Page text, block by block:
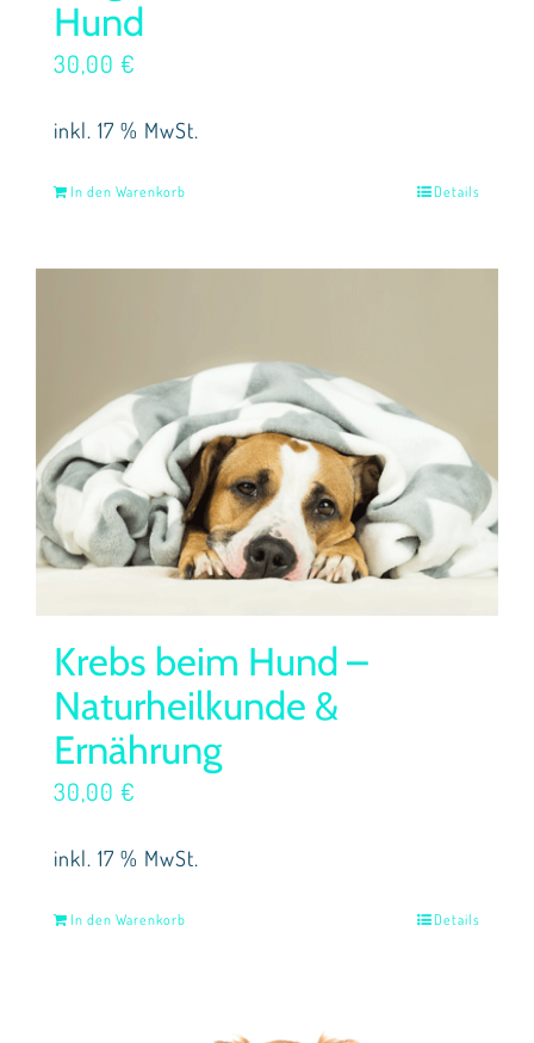
Hund
30,00 €
inkl. 17 % MwSt.
In den Warenkorb Details
Krebs beim Hund –
Naturheilkunde &
Ernährung
30,00 €
inkl. 17 % MwSt.
In den Warenkorb Details